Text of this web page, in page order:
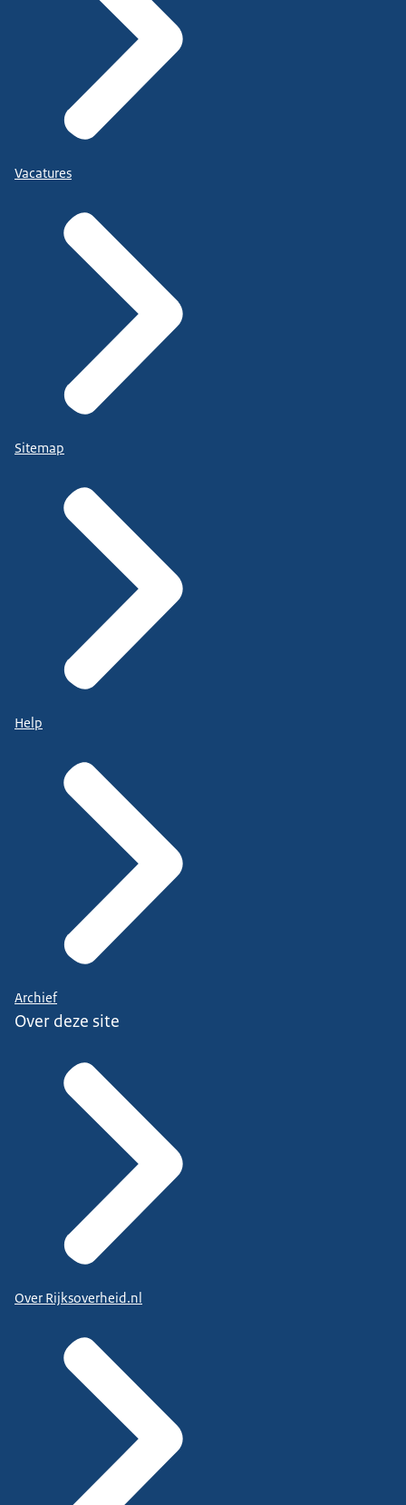
Vacatures
Sitemap
Help
Archief
Over deze site
Over Rijksoverheid.nl